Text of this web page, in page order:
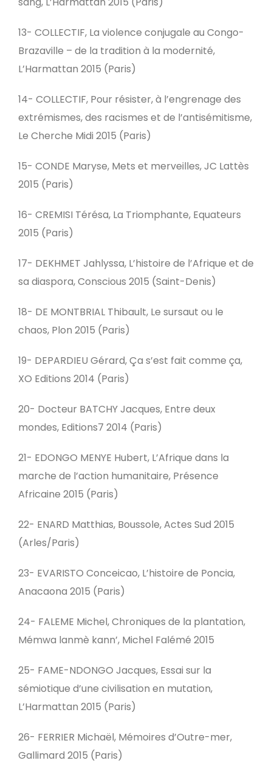
13- COLLECTIF, La violence conjugale au Congo-
Brazaville – de la tradition à la modernité,
L’Harmattan 2015 (Paris)
14- COLLECTIF, Pour résister, à l’engrenage des
extrémismes, des racismes et de l’antisémitisme,
Le Cherche Midi 2015 (Paris)
15- CONDE Maryse, Mets et merveilles, JC Lattès
2015 (Paris)
16- CREMISI Térésa, La Triomphante, Equateurs
2015 (Paris)
17- DEKHMET Jahlyssa, L’histoire de l’Afrique et de
sa diaspora, Conscious 2015 (Saint-Denis)
18- DE MONTBRIAL Thibault, Le sursaut ou le
chaos, Plon 2015 (Paris)
19- DEPARDIEU Gérard, Ça s’est fait comme ça,
XO Editions 2014 (Paris)
20- Docteur BATCHY Jacques, Entre deux
mondes, Editions7 2014 (Paris)
21- EDONGO MENYE Hubert, L’Afrique dans la
marche de l’action humanitaire, Présence
Africaine 2015 (Paris)
22- ENARD Matthias, Boussole, Actes Sud 2015
(Arles/Paris)
23- EVARISTO Conceicao, L’histoire de Poncia,
Anacaona 2015 (Paris)
24- FALEME Michel, Chroniques de la plantation,
Mémwa lanmè kann’, Michel Falémé 2015
25- FAME-NDONGO Jacques, Essai sur la
sémiotique d’une civilisation en mutation,
L’Harmattan 2015 (Paris)
26- FERRIER Michaël, Mémoires d’Outre-mer,
Gallimard 2015 (Paris)